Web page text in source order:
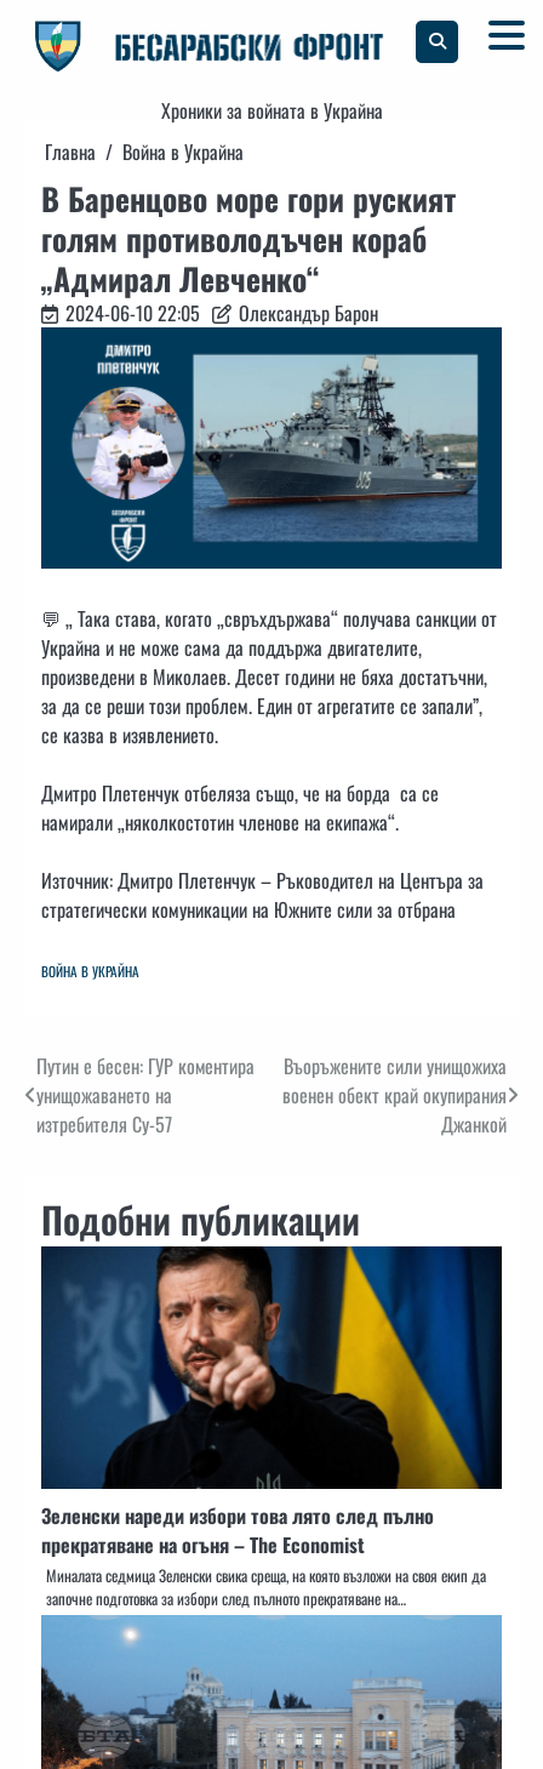
content
Хроники за войната в Украйна
Главна
Война в Украйна
В Баренцово море гори руският
голям противолодъчен кораб
„Адмирал Левченко“
2024-06-10 22:05 Олександър Барон
💬 „ Така става, когато „свръхдържава“ получава санкции от
Украйна и не може сама да поддържа двигателите,
произведени в Миколаев. Десет години не бяха достатъчни,
за да се реши този проблем. Един от агрегатите се запали”,
се казва в изявлението.
Дмитро Плетенчук отбеляза също, че на борда са се
намирали „няколкостотин членове на екипажа“.
Източник: Дмитро Плетенчук – Ръководител на Центъра за
стратегически комуникации на Южните сили за отбрана
ВОЙНА В УКРАЙНА
Навигация
Путин е бесен: ГУР коментира
унищожаването на
изтребителя Су-57
Въоръжените сили унищожиха
военен обект край окупирания
Джанкой
Подобни публикации
Зеленски нареди избори това лято след пълно
прекратяване на огъня – The Economist
Миналата седмица Зеленски свика среща, на която възложи на своя екип да
започне подготовка за избори след пълното прекратяване на…